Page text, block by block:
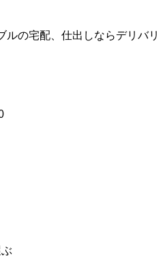
ルの宅配、仕出しならデリバリ